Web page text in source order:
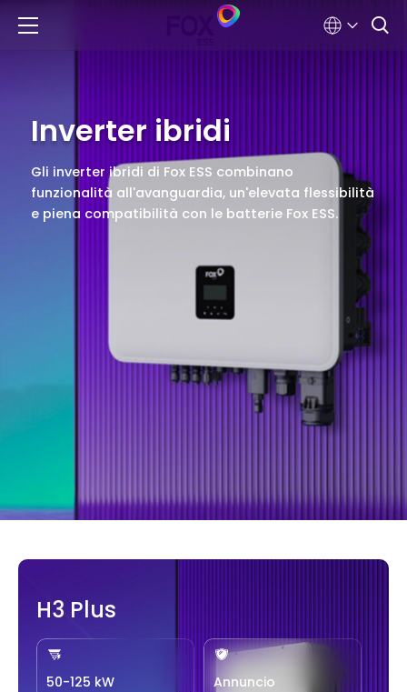
Inverter ibridi
Gli inverter ibridi di Fox ESS combinano
funzionalità all'avanguardia, un'elevata flessibilità
e piena compatibilità con le batterie Fox ESS.
H3 Plus
50-125 kW Annuncio